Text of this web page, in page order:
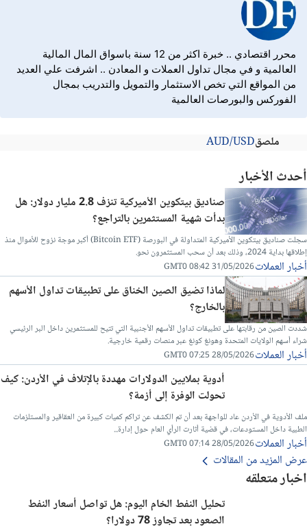
محرر اقتصادي .. خبرة اكثر من 12 سنة باسواق المال المالية
العالمية و في مجال تداول العملات و المعادن .. اشرفت علي العديد
من المواقع التي تخص الاستثمار والتمويل والتدريب بمجال
الفوركس والبورصات العالمية
ملصقAUD/USD
أحدث الأخبار
صناديق بيتكوين الأميركية تنزف 2.8 مليار دولار: هل
بدأت شهية المستثمرين بالتراجع؟
سجلت صناديق بيتكوين الأميركية المتداولة في البورصة (Bitcoin ETF) أكبر موجة نزوح للأموال منذ
إطلاقها بداية 2024، وذلك بعد أن سحب المستثمرون نحو.
أخبار العملات31/05/2026 08:42 GMT0
لماذا تضيق الصين الخناق على تطبيقات تداول الأسهم
بالخارج؟
شددت الصين من رقابتها على تطبيقات تداول الأسهم الأجنبية التي تتيح للمستثمرين داخل البر الرئيسي
شراء أسهم الولايات المتحدة وهونغ كونغ عبر منصات رقمية خارجية.
أخبار العملات28/05/2026 07:25 GMT0
أدوية بملايين الدولارات مهددة بالإتلاف في الأردن: كيف
تحولت الوفرة إلى أزمة؟
ملف الأدوية في الأردن عاد للواجهة بعد أن تم الكشف عن تراكم كميات كبيرة من العقاقير والمستلزمات
الطبية داخل المستودعات، في قضية أثارت الرأي العام حول إدارة...
أخبار العملات28/05/2026 07:14 GMT0
عرض المزيد من المقالات
اخبار متعلقه
تحليل النفط الخام اليوم: هل تواصل أسعار النفط
الصعود بعد تجاوز 78 دولارا؟